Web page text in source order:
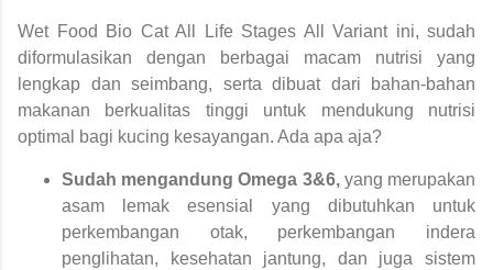
Wet Food Bio Cat All Life Stages All Variant ini, sudah
diformulasikan dengan berbagai macam nutrisi yang
lengkap dan seimbang, serta dibuat dari bahan-bahan
makanan berkualitas tinggi untuk mendukung nutrisi
optimal bagi kucing kesayangan. Ada apa aja?
Sudah mengandung Omega 3&6, yang merupakan
asam lemak esensial yang dibutuhkan untuk
perkembangan otak, perkembangan indera
penglihatan, kesehatan jantung, dan juga sistem